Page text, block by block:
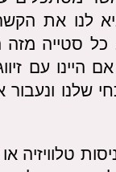
לנו את
סטייה מזה
עם
שלנו
טלוויזיה